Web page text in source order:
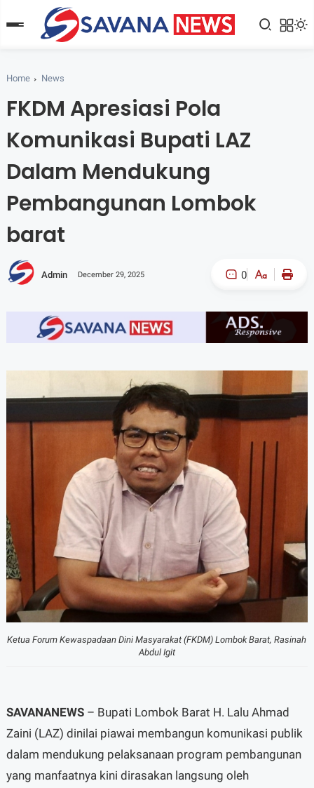
Home News
FKDM Apresiasi Pola
Komunikasi Bupati LAZ
Dalam Mendukung
Pembangunan Lombok
barat
Admin December 29, 2025 0
A- A+
Ketua Forum Kewaspadaan Dini Masyarakat (FKDM) Lombok Barat, Rasinah
Abdul Igit
SAVANANEWS– Bupati Lombok Barat H. Lalu Ahmad
Zaini (LAZ) dinilai piawai membangun komunikasi publik
dalam mendukung pelaksanaan program pembangunan
yang manfaatnya kini dirasakan langsung oleh